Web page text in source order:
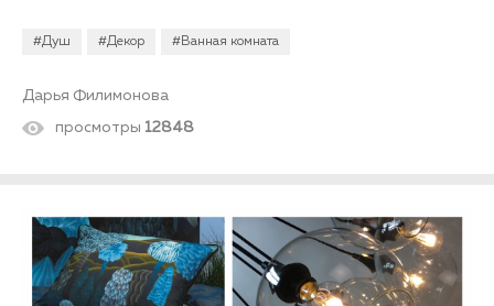
#Душ #Декор #Ванная комната
Дарья Филимонова
просмотры 12848